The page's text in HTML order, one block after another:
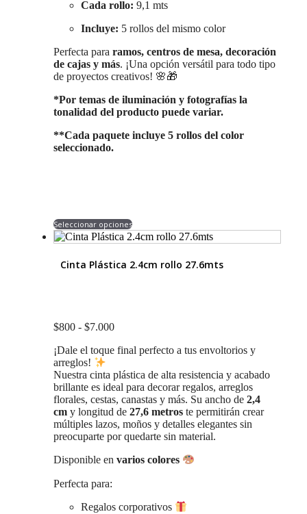
Cada rollo: 9,1 mts
Incluye: 5 rollos del mismo color
Perfecta para ramos, centros de mesa, decoración
de cajas y más. ¡Una opción versátil para todo tipo
de proyectos creativos! 🌸🎁
*Por temas de iluminación y fotografías la
tonalidad del producto puede variar.
**Cada paquete incluye 5 rollos del color
seleccionado.
Seleccionar opcionesproducto
tiene
variantes.
la
de
producto
Cinta Plástica 2.4cm rollo 27.6mts
$800 - $7.000Rango
precios:
$800
hasta
$7.000
¡Dale el toque final perfecto a tus envoltorios y
arreglos!
Nuestra cinta plástica de alta resistencia y acabado
brillante es ideal para decorar regalos, arreglos
florales, cestas, canastas y más. Su ancho de 2,4
cm y longitud de 27,6 metros te permitirán crear
múltiples lazos, moños y detalles elegantes sin
preocuparte por quedarte sin material.
Disponible en varios colores
Perfecta para:
Regalos corporativos